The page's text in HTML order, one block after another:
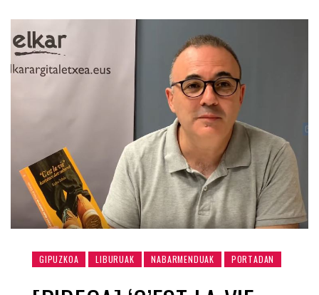
GIPUZKOA LIBURUAK NABARMENDUAK PORTADAN